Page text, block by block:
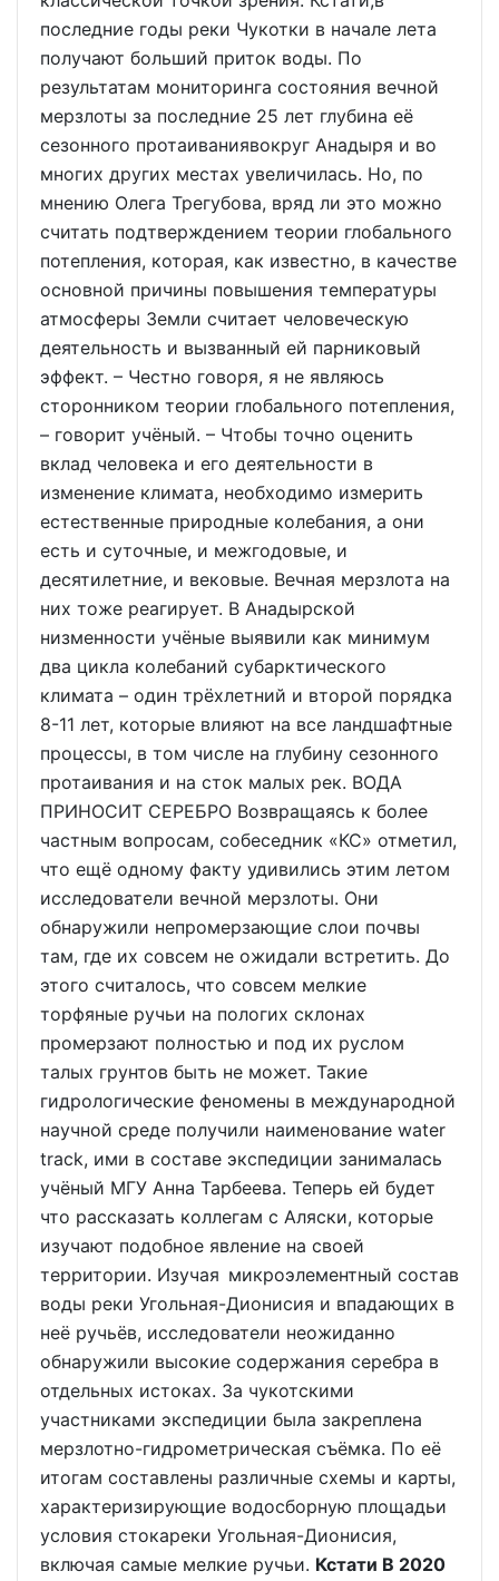
последние годы реки Чукотки в начале лета
получают больший приток воды. По
результатам мониторинга состояния вечной
мерзлоты за последние 25 лет глубина её
сезонного протаиваниявокруг Анадыря и во
многих других местах увеличилась. Но, по
мнению Олега Трегубова, вряд ли это можно
считать подтверждением теории глобального
потепления, которая, как известно, в качестве
основной причины повышения температуры
атмосферы Земли считает человеческую
деятельность и вызванный ей парниковый
эффект. – Честно говоря, я не являюсь
сторонником теории глобального потепления,
– говорит учёный. – Чтобы точно оценить
вклад человека и его деятельности в
изменение климата, необходимо измерить
естественные природные колебания, а они
есть и суточные, и межгодовые, и
десятилетние, и вековые. Вечная мерзлота на
них тоже реагирует. В Анадырской
низменности учёные выявили как минимум
два цикла колебаний субарктического
климата – один трёхлетний и второй порядка
8-11 лет, которые влияют на все ландшафтные
процессы, в том числе на глубину сезонного
протаивания и на сток малых рек. ВОДА
ПРИНОСИТ СЕРЕБРО Возвращаясь к более
частным вопросам, собеседник «КС» отметил,
что ещё одному факту удивились этим летом
исследователи вечной мерзлоты. Они
обнаружили непромерзающие слои почвы
там, где их совсем не ожидали встретить. До
этого считалось, что совсем мелкие
торфяные ручьи на пологих склонах
промерзают полностью и под их руслом
талых грунтов быть не может. Такие
гидрологические феномены в международной
научной среде получили наименование water
track, ими в составе экспедиции занималась
учёный МГУ Анна Тарбеева. Теперь ей будет
что рассказать коллегам с Аляски, которые
изучают подобное явление на своей
территории. Изучая микроэлементный состав
воды реки Угольная-Дионисия и впадающих в
неё ручьёв, исследователи неожиданно
обнаружили высокие содержания серебра в
отдельных истоках. За чукотскими
участниками экспедиции была закреплена
мерзлотно-гидрометрическая съёмка. По её
итогам составлены различные схемы и карты,
характеризирующие водосборную площадьи
условия стокареки Угольная-Дионисия,
включая самые мелкие ручьи. Кстати В 2020